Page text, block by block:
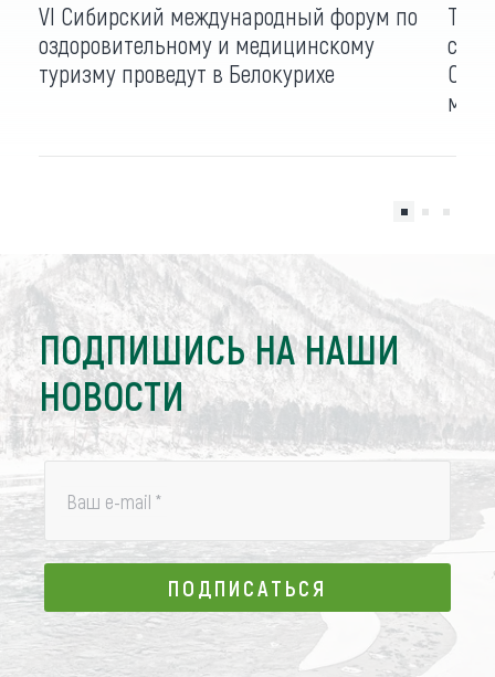
VI Сибирский международный форум по
оздоровительному и медицинскому
туризму проведут в Белокурихе
ПОДПИШИСЬ НА НАШИ
НОВОСТИ
Ваш e-mail *
ПОДПИСАТЬСЯ
ПОДПИСАТЬСЯ